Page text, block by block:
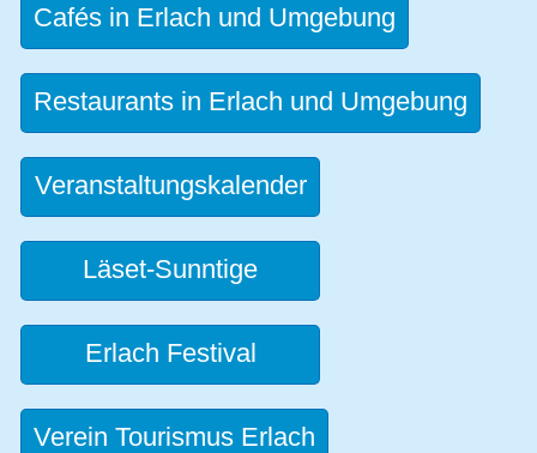
Cafés in Erlach und Umgebung
Restaurants in Erlach und Umgebung
Veranstaltungskalender
Läset-Sunntige
Erlach Festival
Verein Tourismus Erlach